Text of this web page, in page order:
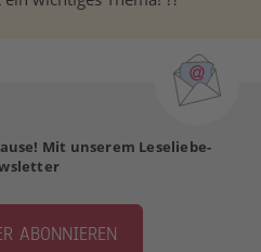
Mit unserem Leseliebe-
ABONNIEREN